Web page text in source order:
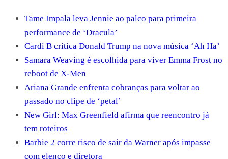
Tame Impala leva Jennie ao palco para primeira
performance de ‘Dracula’
Cardi B critica Donald Trump na nova música ‘Ah Ha’
Samara Weaving é escolhida para viver Emma Frost no
reboot de X-Men
Ariana Grande enfrenta cobranças para voltar ao
passado no clipe de ‘petal’
New Girl: Max Greenfield afirma que reencontro já
tem roteiros
Barbie 2 corre risco de sair da Warner após impasse
com elenco e diretora